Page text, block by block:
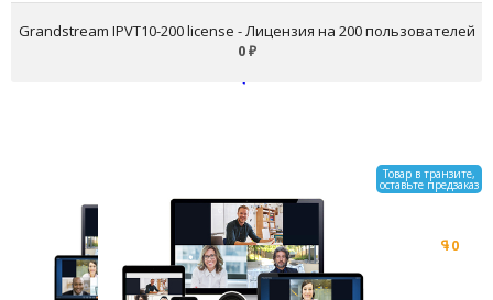
Grandstream IPVT10-200 license - Лицензия на 200 пользователей
0 ₽
Товар в транзите,
оставьте предзаказ
Grandstream IPVT10-300 license
0
₽